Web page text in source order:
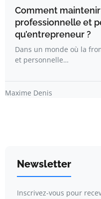
Comment
professionnelle et
qu’entrepreneur ?
Dans un monde où la
et personnelle…
Maxime Denis
Newsletter
Inscrivez-vous pour